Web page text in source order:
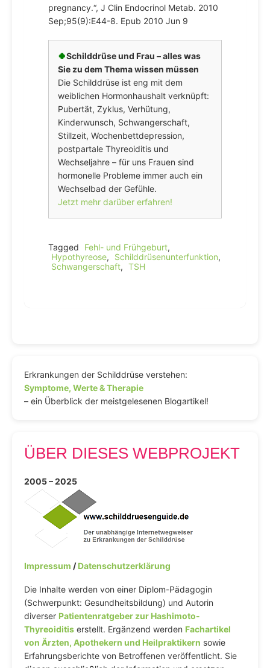
pregnancy.“, J Clin Endocrinol Metab. 2010
Sep;95(9):E44-8. Epub 2010 Jun 9
🍀Schilddrüse und Frau – alles was
Sie zu dem Thema wissen müssen
Die Schilddrüse ist eng mit dem
weiblichen Hormonhaushalt verknüpft:
Pubertät, Zyklus, Verhütung,
Kinderwunsch, Schwangerschaft,
Stillzeit, Wochenbettdepression,
postpartale Thyreoiditis und
Wechseljahre – für uns Frauen sind
hormonelle Probleme immer auch ein
Wechselbad der Gefühle.
Jetzt mehr darüber erfahren!
Tagged Fehl- und Frühgeburt,
Hypothyreose, Schilddrüsenunterfunktion,
Schwangerschaft, TSH
Erkrankungen der Schilddrüse verstehen:
Symptome, Werte & Therapie
– ein Überblick der meistgelesenen Blogartikel!
ÜBER DIESES WEBPROJEKT
2005 – 2025
Impressum /Datenschutzerklärung
Die Inhalte werden von einer Diplom-Pädagogin
(Schwerpunkt: Gesundheitsbildung) und Autorin
diverser Patientenratgeber zur Hashimoto-
Thyreoiditis erstellt. Ergänzend werden Fachartikel
von Ärzten, Apothekern und Heilpraktikern sowie
Erfahrungsberichte von Betroffenen veröffentlicht. Sie